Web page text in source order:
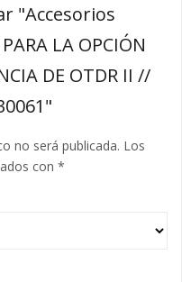
"Accesorios
LA OPCIÓN
DE OTDR II //
no será publicada. Los
con *